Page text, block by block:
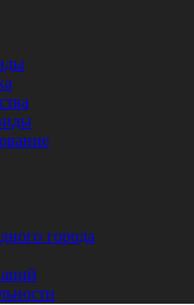
города